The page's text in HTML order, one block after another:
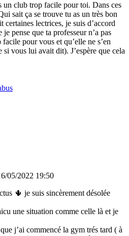
un club trop facile pour toi. Dans ces
sait ça se trouve tu as un très bon
certaines lectrices, je suis d’accord
pense que ta professeur n’a pas
pour vous et qu’elle ne s’en
si vous lui avait dit). J’espère que cela
05/2022 19:50
🌵 je suis sincèrement désolée
une situation comme celle là et je
j’ai commencé la gym trés tard ( à